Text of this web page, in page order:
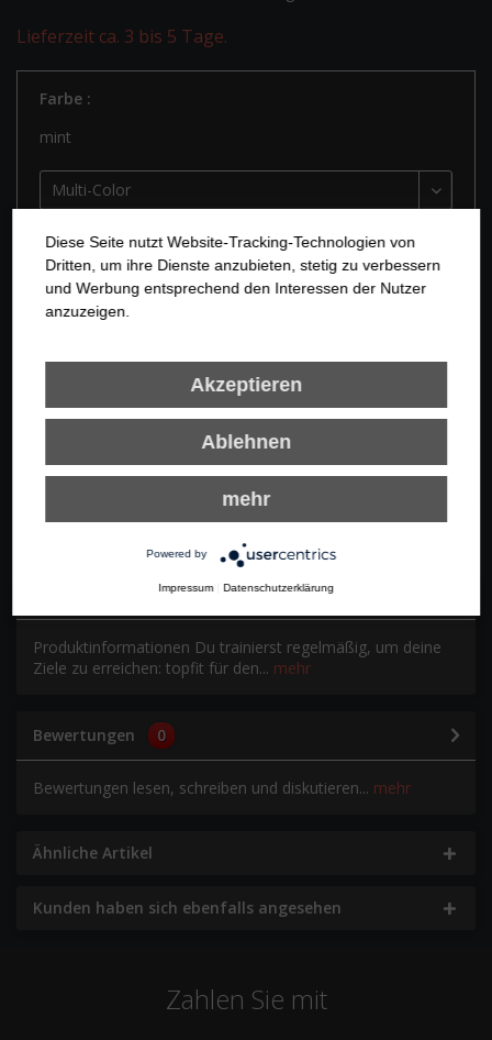
Lieferzeit ca. 3 bis 5 Tage.
Farbe :
mint
Größe:
In den Warenkorb
Produktinformationen Du trainierst regelmäßig, um deine
Ziele zu erreichen: topfit für den... mehr
Bewertungen 0
Bewertungen lesen, schreiben und diskutieren... mehr
Ähnliche Artikel
Kunden haben sich ebenfalls angesehen
Zahlen Sie mit
Diese Seite nutzt Website-Tracking-Technologien von
Dritten, um ihre Dienste anzubieten, stetig zu verbessern
und Werbung entsprechend den Interessen der Nutzer
anzuzeigen.
Akzeptieren
Ablehnen
mehr
Powered by
Impressum Datenschutzerklärung